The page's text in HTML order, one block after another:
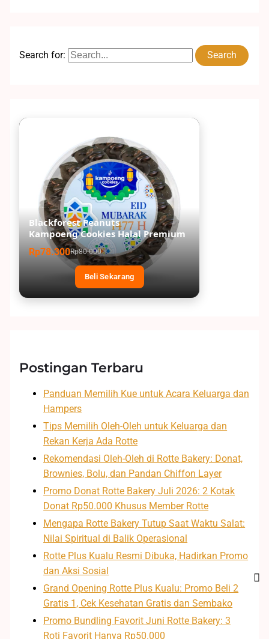
Search for:
Blackforest Peanuts
Kampoeng Cookies Halal Premium
Rp78.300Rp80.000
Beli Sekarang
Postingan Terbaru
Panduan Memilih Kue untuk Acara Keluarga dan
Hampers
Tips Memilih Oleh-Oleh untuk Keluarga dan
Rekan Kerja Ada Rotte
Rekomendasi Oleh-Oleh di Rotte Bakery: Donat,
Brownies, Bolu, dan Pandan Chiffon Layer
Promo Donat Rotte Bakery Juli 2026: 2 Kotak
Donat Rp50.000 Khusus Member Rotte
Mengapa Rotte Bakery Tutup Saat Waktu Salat:
Nilai Spiritual di Balik Operasional
Rotte Plus Kualu Resmi Dibuka, Hadirkan Promo
dan Aksi Sosial
Grand Opening Rotte Plus Kualu: Promo Beli 2
Gratis 1, Cek Kesehatan Gratis dan Sembako
Promo Bundling Favorit Juni Rotte Bakery: 3
Roti Favorit Hanya Rp50.000